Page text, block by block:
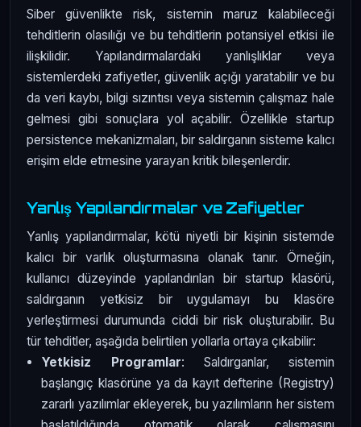
Siber güvenlikte risk, sistemin maruz kalabileceği
tehditlerin olasılığı ve bu tehditlerin potansiyel etkisi ile
ilişkilidir. Yapılandırmalardaki yanlışlıklar veya
sistemlerdeki zafiyetler, güvenlik açığı yaratabilir ve bu
da veri kaybı, bilgi sızıntısı veya sistemin çalışmaz hale
gelmesi gibi sonuçlara yol açabilir. Özellikle startup
persistence mekanizmaları, bir saldırganın sisteme kalıcı
erişim elde etmesine yarayan kritik bileşenlerdir.
Yanlış Yapılandırmalar ve Zafiyetler
Yanlış yapılandırmalar, kötü niyetli bir kişinin sistemde
kalıcı bir varlık oluşturmasına olanak tanır. Örneğin,
kullanıcı düzeyinde yapılandırılan bir startup klasörü,
saldırganın yetkisiz bir uygulamayı bu klasöre
yerleştirmesi durumunda ciddi bir risk oluşturabilir. Bu
tür tehditler, aşağıda belirtilen yollarla ortaya çıkabilir:
Yetkisiz Programlar: Saldırganlar, sistemin
başlangıç klasörüne ya da kayıt defterine (Registry)
zararlı yazılımlar ekleyerek, bu yazılımların her sistem